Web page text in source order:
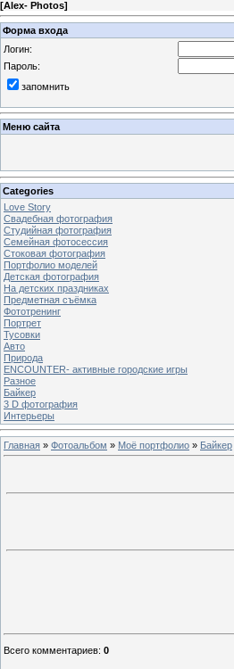
[Alex- Photos]
Форма входа
Логин:
Пароль:
запомнить
Меню сайта
Categories
Love Story
Свадебная фотография
Студийная фотография
Семейная фотосессия
Стоковая фотография
Портфолио моделей
Детская фотография
На детских праздниках
Предметная съёмка
Фототренинг
Портрет
Тусовки
Авто
Природа
ENCOUNTER- активные городские игры
Разное
Байкер
3 D фотография
Интерьеры
Главная » Фотоальбом » Моё портфолио » Байкер
Всего комментариев: 0